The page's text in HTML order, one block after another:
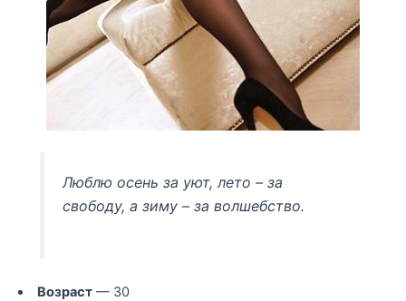
Люблю осень за уют, лето – за
свободу, а зиму – за волшебство.
Возраст— 30